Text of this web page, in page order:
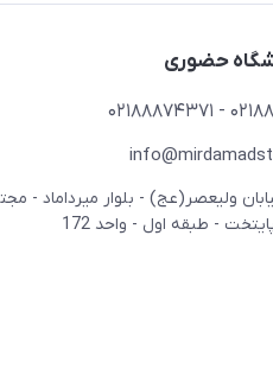
حضوری
ولیعصر(عج) - بلوار میرداماد -
- طبقه اول - واحد 172